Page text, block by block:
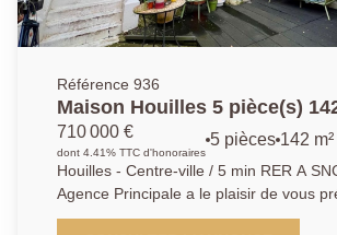
auxquels ce bien est exposé sont
site Géorisques : www.georisques.gouv.fr
Référence 936
Maison Houilles 5 pièce(s)
710 000 €
dont 4.41% TTC d'honoraires
5 pièces 142 m²
Houilles - Centre-ville / 5 min RER A
Agence Principale a le plaisir de vous
maison des années 1900 remplie de